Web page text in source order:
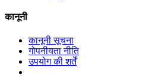
कानूनी
कानूनी सूचना
गोपनीयता नीति
उपयोग की शर्तें